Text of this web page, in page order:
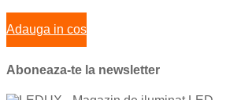
Adauga in cos
Aboneaza-te la newsletter